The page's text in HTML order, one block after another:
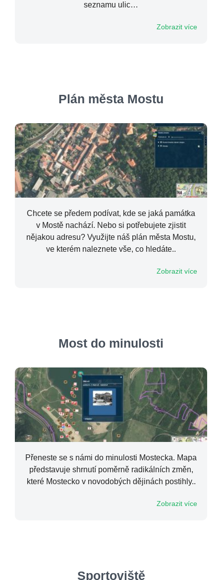
seznamu ulic…
Zobrazit více
Plán města Mostu
Chcete se předem podívat, kde se jaká památka
v Mostě nachází. Nebo si potřebujete zjistit
nějakou adresu? Využijte náš plán města Mostu,
ve kterém naleznete vše, co hledáte..
Zobrazit více
Most do minulosti
Přeneste se s námi do minulosti Mostecka. Mapa
představuje shrnutí poměrně radikálních změn,
které Mostecko v novodobých dějinách postihly..
Zobrazit více
Sportoviště